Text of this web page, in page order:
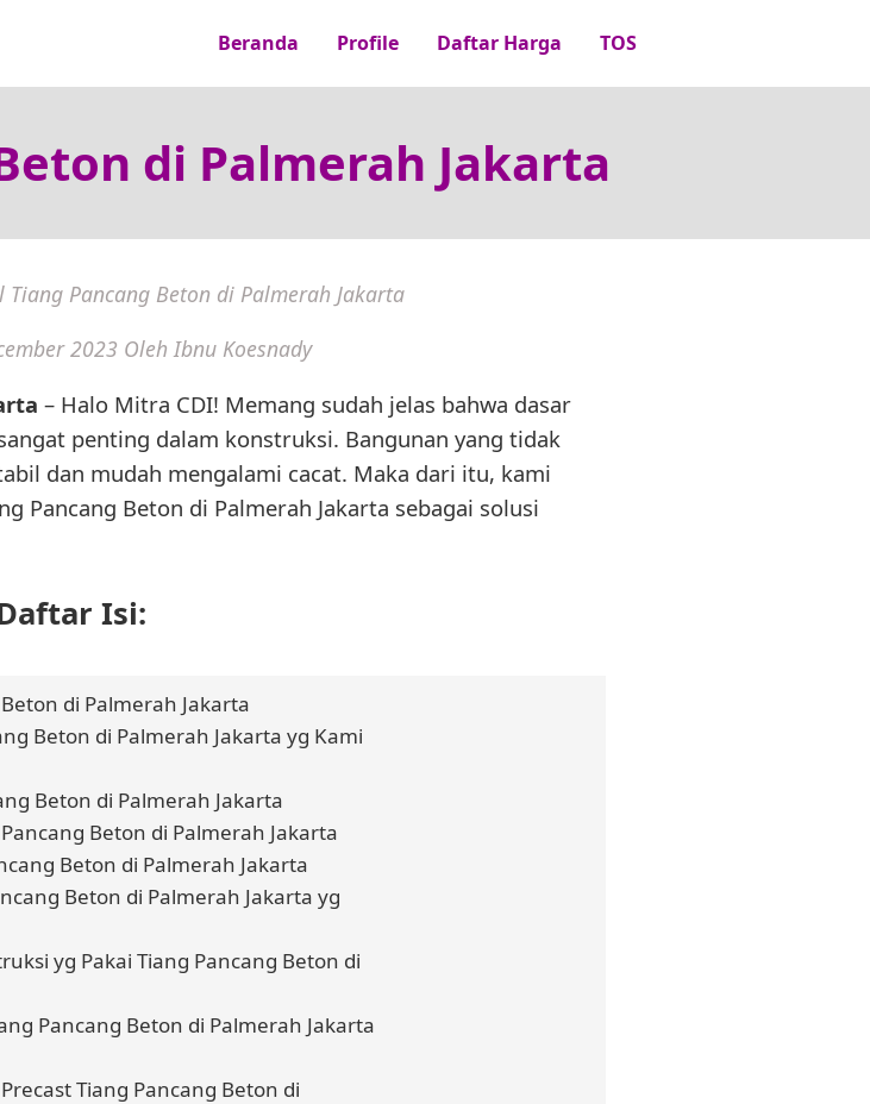
Beranda Profile Daftar Harga TOS
di Palmerah Jakarta
Tiang Pancang Beton di Palmerah Jakarta
2023 Oleh Ibnu Koesnady
– Halo Mitra CDI! Memang sudah jelas bahwa dasar
penting dalam konstruksi. Bangunan yang tidak
dan mudah mengalami cacat. Maka dari itu, kami
Pancang Beton di Palmerah Jakarta sebagai solusi
Isi:
di Palmerah Jakarta
Beton di Palmerah Jakarta yg Kami
Beton di Palmerah Jakarta
Beton di Palmerah Jakarta
Beton di Palmerah Jakarta
Beton di Palmerah Jakarta yg
yg Pakai Tiang Pancang Beton di
Pancang Beton di Palmerah Jakarta
Tiang Pancang Beton di